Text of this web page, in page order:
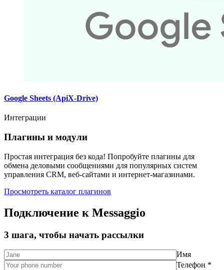
Google Sheets (ApiX-Drive)
Интеграции
Плагины и модули
Простая интеграция без кода! Попробуйте плагины для
обмена деловыми сообщениями для популярных систем
управления CRM, веб-сайтами и интернет-магазинами.
Просмотреть каталог плагинов
Подключение к Messaggio
3 шага, чтобы начать рассылки
Имя
Телефон *